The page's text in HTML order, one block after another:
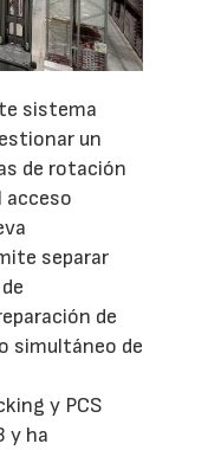
sistema
un
de rotación
acceso
separar
de
simultáneo de
y PCS
y ha